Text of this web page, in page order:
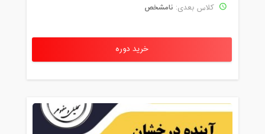
کلاس بعدی: نامشخص
خرید دوره